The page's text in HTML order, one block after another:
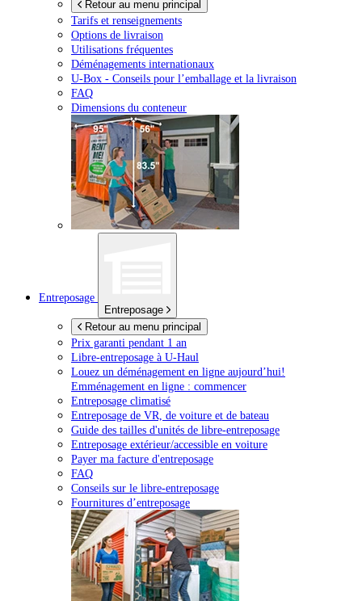
Retour au menu principal
Tarifs et renseignements
Options de livraison
Utilisations fréquentes
Déménagements internationaux
U-Box - Conseils pour l’emballage et la livraison
FAQ
Dimensions du conteneur
Entreposage
Entreposage
Retour au menu principal
Prix garanti pendant 1 an
Libre-entreposage à U-Haul
Louez un déménagement en ligne aujourd’hui!
Emménagement en ligne : commencer
Entreposage climatisé
Entreposage de VR, de voiture et de bateau
Guide des tailles d'unités de libre-entreposage
Entreposage extérieur/accessible en voiture
Payer ma facture d'entreposage
FAQ
Conseils sur le libre-entreposage
Fournitures d’entreposage